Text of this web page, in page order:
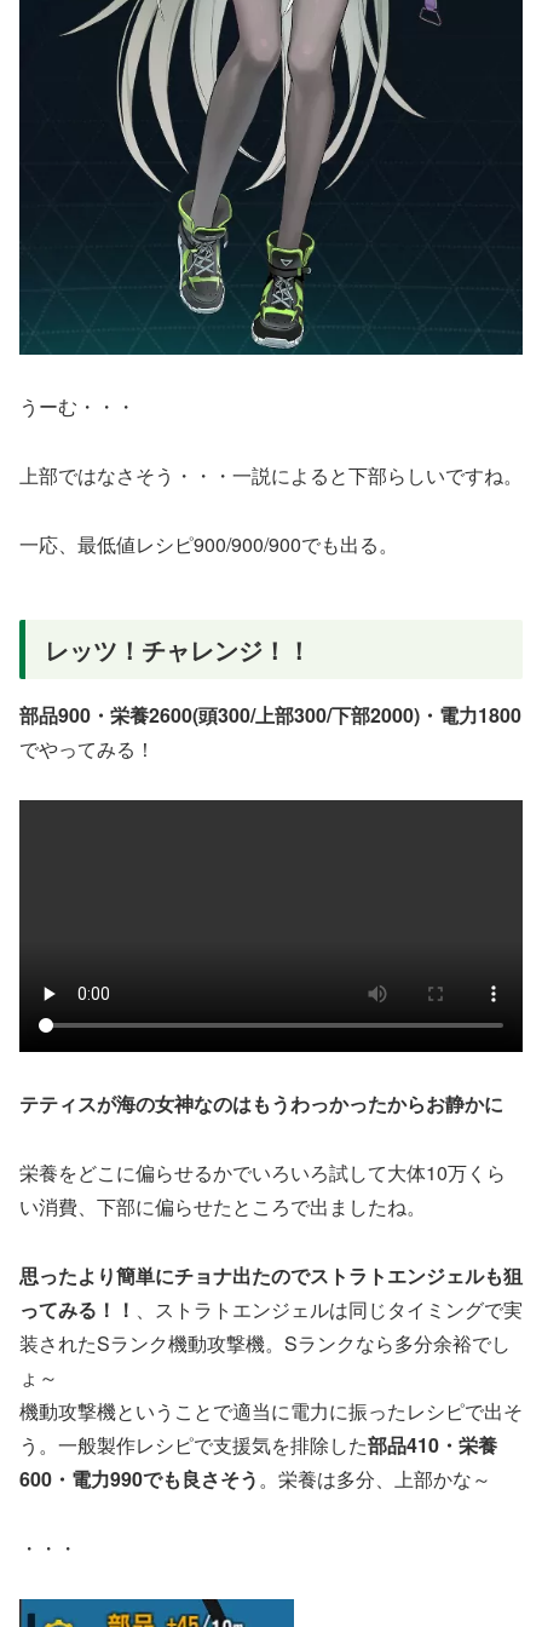
うーむ・・・
上部ではなさそう・・・一説によると下部らしいですね。
一応、最低値レシピ900/900/900でも出る。
レッツ！チャレンジ！！
部品900・栄養2600(頭300/上部300/下部2000)・電力1800
でやってみる！
テティスが海の女神なのはもうわっかったからお静かに
栄養をどこに偏らせるかでいろいろ試して大体10万くら
い消費、下部に偏らせたところで出ましたね。
思ったより簡単にチョナ出たのでストラトエンジェルも狙
ってみる！！ 、ストラトエンジェルは同じタイミングで実
装されたSランク機動攻撃機。Sランクなら多分余裕でし
ょ～
機動攻撃機ということで適当に電力に振ったレシピで出そ
う。一般製作レシピで支援気を排除した部品410・栄養
600・電力990でも良さそう。栄養は多分、上部かな～
・・・